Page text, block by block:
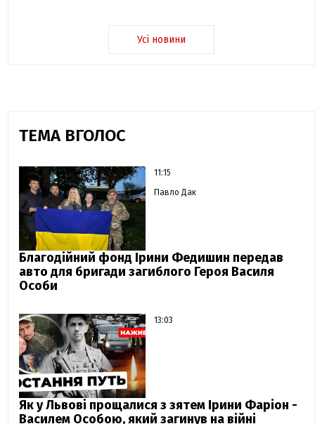
Усі новини
ТЕМА ВГОЛОС
11:15
Павло Дак
Благодійний фонд Ірини Федишин передав
авто для бригади загиблого Героя Василя
Особи
13:03
Як у Львові прощалися з зятем Ірини Фаріон -
Василем Особою, який загинув на війні